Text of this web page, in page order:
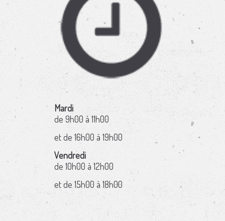
Mardi
de 9h00 à 11h00
et de 16h00 à 19h00
Vendredi
de 10h00 à 12h00
et de 15h00 à 18h00